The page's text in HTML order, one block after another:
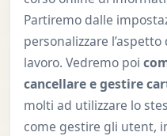
Partiremo dalle
personalizzare
lavoro. Vedremo poi
cancellare e gestire
molti ad utilizzare lo
come gestire gli utent,